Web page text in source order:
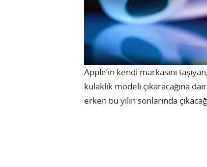
Apple’ın kendi markasını
kulaklık modeli çıkaracağına
erken bu yılın sonlarında